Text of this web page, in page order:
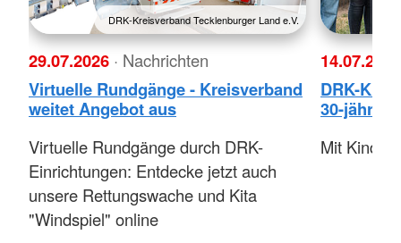
DRK-Kreisverband Tecklenburger Land e.V.
29.07.2026 · Nachrichten
Virtuelle Rundgänge - Kreisverband
weitet Angebot aus
Virtuelle Rundgänge durch DRK-
Einrichtungen: Entdecke jetzt auch
unsere Rettungswache und Kita
"Windspiel" online
DRK-Kita
30-
Mit